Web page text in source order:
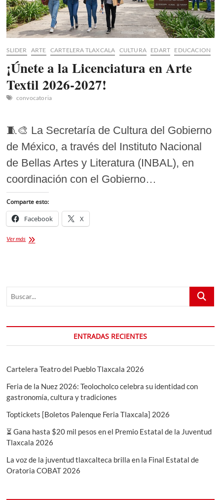
SLIDER ARTE CARTELERA TLAXCALA CULTURA EDART EDUCACION
¡Únete a la Licenciatura en Arte
Textil 2026-2027!
convocatoria
🧵🎨 La Secretaría de Cultura del Gobierno
de México, a través del Instituto Nacional
de Bellas Artes y Literatura (INBAL), en
coordinación con el Gobierno…
Comparte esto:
Facebook X
Ver más¡Únete
2026-
2027!
Buscar...
ENTRADAS RECIENTES
Cartelera Teatro del Pueblo Tlaxcala 2026
Feria de la Nuez 2026: Teolocholco celebra su identidad con
gastronomía, cultura y tradiciones
Toptickets [Boletos Palenque Feria Tlaxcala] 2026
⏳ Gana hasta $20 mil pesos en el Premio Estatal de la Juventud
Tlaxcala 2026
La voz de la juventud tlaxcalteca brilla en la Final Estatal de
Oratoria COBAT 2026